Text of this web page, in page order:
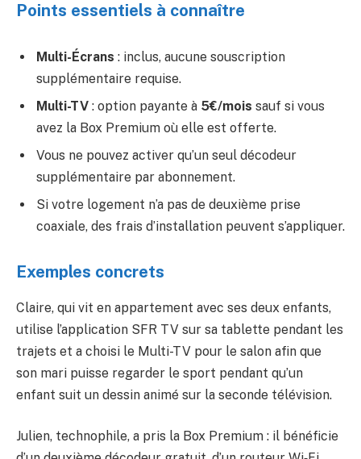
Points essentiels à connaître
Multi-Écrans : inclus, aucune souscription
supplémentaire requise.
Multi-TV : option payante à 5€/mois sauf si vous
avez la Box Premium où elle est offerte.
Vous ne pouvez activer qu’un seul décodeur
supplémentaire par abonnement.
Si votre logement n’a pas de deuxième prise
coaxiale, des frais d’installation peuvent s’appliquer.
Exemples concrets
Claire, qui vit en appartement avec ses deux enfants,
utilise l’application SFR TV sur sa tablette pendant les
trajets et a choisi le Multi-TV pour le salon afin que
son mari puisse regarder le sport pendant qu’un
enfant suit un dessin animé sur la seconde télévision.
Julien, technophile, a pris la Box Premium : il bénéficie